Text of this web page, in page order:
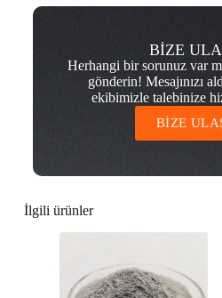
BİZE
Herhangi bir sorunuz var
gönderin! Mesajınızı
ekibimizle talebinize
BİZE
İlgili ürünler